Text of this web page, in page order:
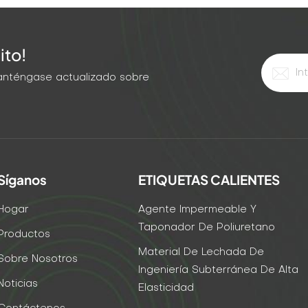
actualizado sobre
Nosotros
ETIQUETAS CALIENTES
Agente Impermeable Y
Taponador De Poliuretano
Material De Lechada De
Ingeniería Subterránea De Alta
Elasticidad